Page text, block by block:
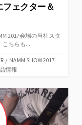
フェクター＆
2017会場の当社スタ
こちらも...
/ NAMM SHOW 2017
情報